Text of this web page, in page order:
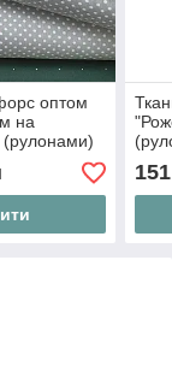
оптом
на
(рулонами)
151